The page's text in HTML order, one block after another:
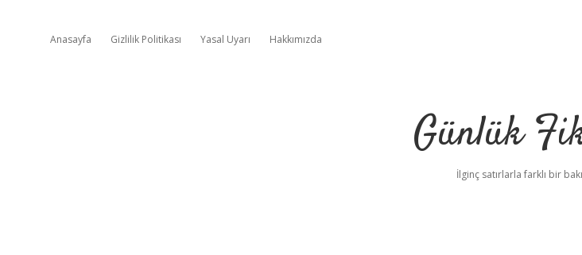
Anasayfa Gizlilik Politikası Yasal Uyarı Hakkımızda
Günlük
İlginç satırlarla farklı bir